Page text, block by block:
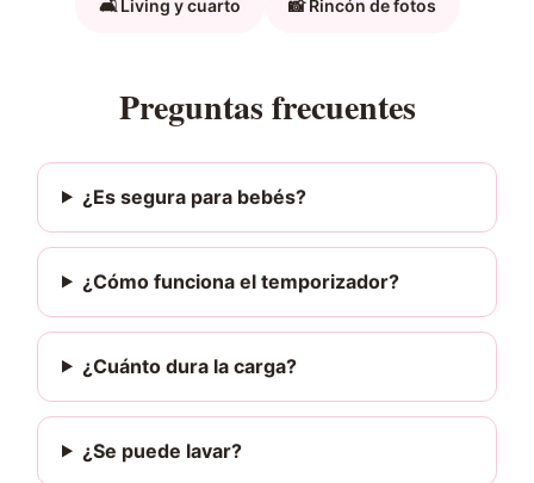
🛋️ Living y cuarto 📸 Rincón de fotos
Preguntas frecuentes
¿Es segura para bebés?
¿Cómo funciona el temporizador?
¿Cuánto dura la carga?
¿Se puede lavar?